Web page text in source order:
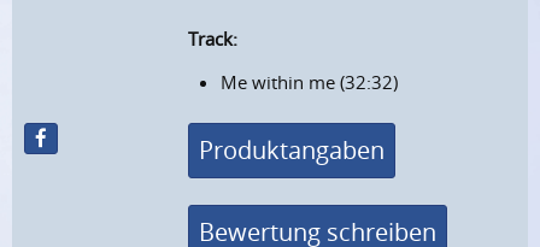
Track:
Me within me (32:32)
Produktangaben
Bewertung schreiben